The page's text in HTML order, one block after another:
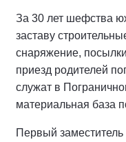
За 30 лет шефства
заставу
снаряжение,
приезд родителей
служат в
материальная база
Первый